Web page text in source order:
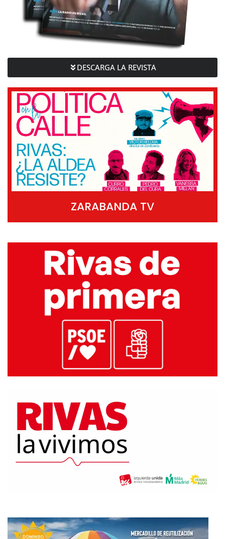
DESCARGA LA REVISTA
ZARABANDA TV